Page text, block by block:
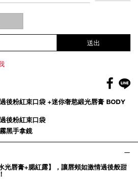
送出
後粉紅束口袋 +迷你奢慾緞光唇膏 BODY
後粉紅束口袋
黑手拿鏡
光唇膏+腮紅露】，讓唇頰如激情過後般甜